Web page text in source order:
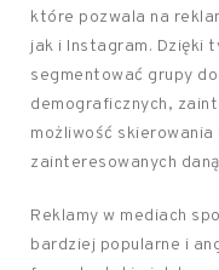
które pozwala na
jak i Instagram. Dzięki
segmentować grupy
demograficznych,
możliwość
zainteresowanych
Reklamy w mediach
bardziej popularne i